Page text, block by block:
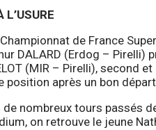
L’USURE
de France
DALARD (Erdog –
(MIR – Pirelli), second
position après un bon
nombreux tours passés
on retrouve le jeune